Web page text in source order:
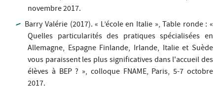
novembre 2017.
Barry Valérie (2017). « L’école en Italie », Table ronde : «
Quelles particularités des pratiques spécialisées en
Allemagne, Espagne Finlande, Irlande, Italie et Suède
vous paraissent les plus significatives dans l'accueil des
élèves à BEP ? », colloque FNAME, Paris, 5-7 octobre
2017.